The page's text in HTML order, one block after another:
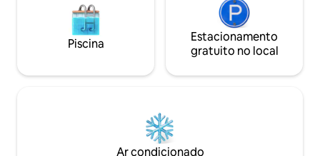
Piscina
Estacionamento
gratuito no local
Ar condicionado